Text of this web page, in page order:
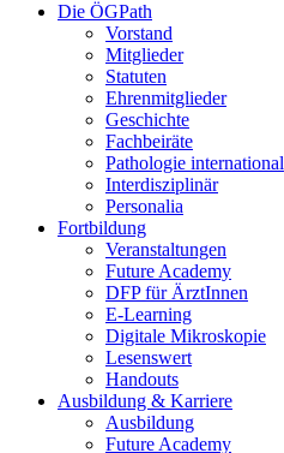
Die ÖGPath
Vorstand
Mitglieder
Statuten
Ehrenmitglieder
Geschichte
Fachbeiräte
Pathologie international
Interdisziplinär
Personalia
Fortbildung
Veranstaltungen
Future Academy
DFP für ÄrztInnen
E-Learning
Digitale Mikroskopie
Lesenswert
Handouts
Ausbildung & Karriere
Ausbildung
Future Academy